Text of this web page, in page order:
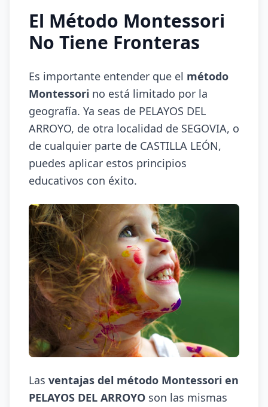
El Método Montessori
No Tiene Fronteras
Es importante entender que el método
Montessori no está limitado por la
geografía. Ya seas de PELAYOS DEL
ARROYO, de otra localidad de SEGOVIA, o
de cualquier parte de CASTILLA LEÓN,
puedes aplicar estos principios
educativos con éxito.
Las ventajas del método Montessori en
PELAYOS DEL ARROYO son las mismas